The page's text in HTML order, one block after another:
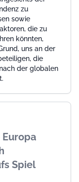
zu
sowie
die zu
könnten,
uns an der
die
der globalen
Europa
Spiel